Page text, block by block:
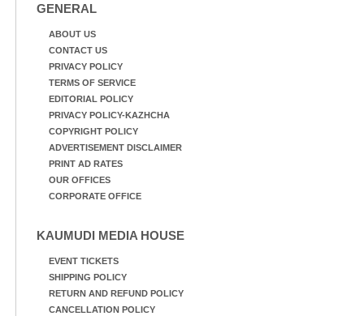
GENERAL
ABOUT US
CONTACT US
PRIVACY POLICY
TERMS OF SERVICE
EDITORIAL POLICY
PRIVACY POLICY-KAZHCHA
COPYRIGHT POLICY
ADVERTISEMENT DISCLAIMER
PRINT AD RATES
OUR OFFICES
CORPORATE OFFICE
KAUMUDI MEDIA HOUSE
EVENT TICKETS
SHIPPING POLICY
RETURN AND REFUND POLICY
CANCELLATION POLICY